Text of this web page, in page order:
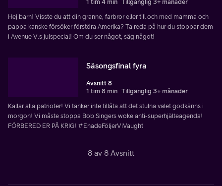
1 tim 4 min Tillgänglig 3+ månader
Hej barn! Visste du att din granne, farbror eller till och med mamma och
pappa kanske försöker förstöra Amerika? Ta reda på hur du stoppar dem
i Avenue V:s julspecial! Om du ser något, säg något!
Säsongsfinal fyra
Avsnitt 8
1 tim 8 min Tillgänglig 3+ månader
Kallar alla patrioter! Vi tänker inte tillåta att det stulna valet godkänns i
morgon! Vi måste stoppa Bob Singers woke anti-superhjälteagenda!
FÖRBERED ER PÅ KRIG! #EnadeFöljerViVaught
8 av 8 Avsnitt